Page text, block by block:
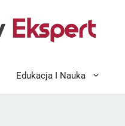
Edukacja I Nauka